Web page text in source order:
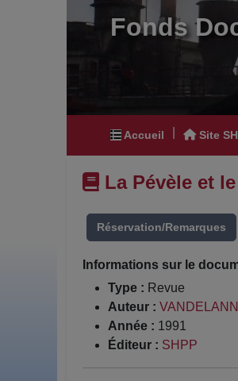
Fonds
Accueil Site
La Pévèle et
Réservation/Remarques
Informations sur le
Type : Revue
Auteur :
Année : 1991
Éditeur : SHPP